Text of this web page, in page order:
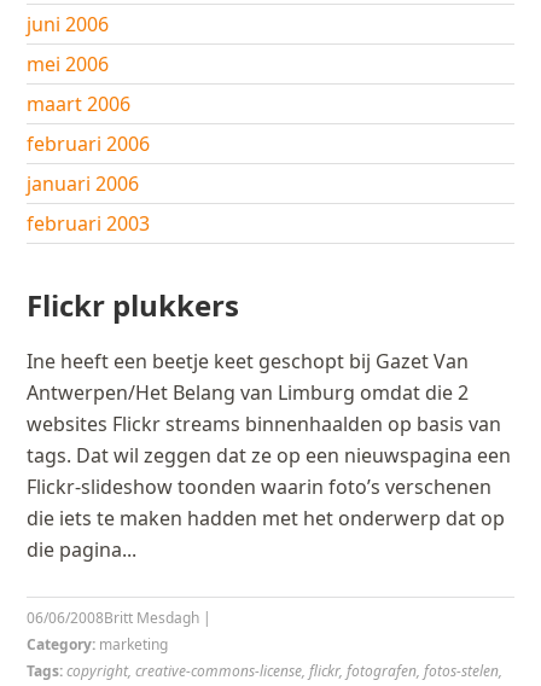
juni 2006
mei 2006
maart 2006
februari 2006
januari 2006
februari 2003
Flickr plukkers
Ine heeft een beetje keet geschopt bij Gazet Van
Antwerpen/Het Belang van Limburg omdat die 2
websites Flickr streams binnenhaalden op basis van
tags. Dat wil zeggen dat ze op een nieuwspagina een
Flickr-slideshow toonden waarin foto’s verschenen
die iets te maken hadden met het onderwerp dat op
die pagina...
Britt Mesdagh |
06/06/2008
Category: marketing
Tags:copyright,creative-commons-license,flickr,fotografen,fotos-stelen,